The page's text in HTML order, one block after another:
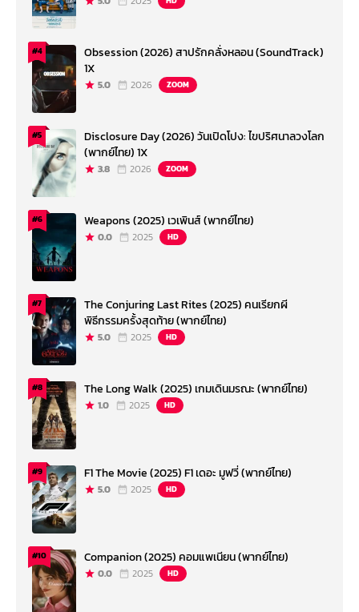
#4
Obsession (2026) สาปรักคลั่งหลอน (SoundTrack)
1X
5.0 2026 ZOOM
#5
Disclosure Day (2026) วันเปิดโปง: ไขปริศนาลวงโลก
(พากย์ไทย) 1X
3.8 2026 ZOOM
#6 Weapons (2025) เวเพินส์ (พากย์ไทย)
0.0 2025 HD
#7
The Conjuring Last Rites (2025) คนเรียกผี
พิธีกรรมครั้งสุดท้าย (พากย์ไทย)
5.0 2025 HD
#8 The Long Walk (2025) เกมเดินมรณะ (พากย์ไทย)
1.0 2025 HD
#9 F1 The Movie (2025) F1 เดอะ มูฟวี่ (พากย์ไทย)
5.0 2025 HD
#10 Companion (2025) คอมแพเนียน (พากย์ไทย)
0.0 2025 HD